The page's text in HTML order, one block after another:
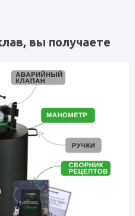
вы получаете